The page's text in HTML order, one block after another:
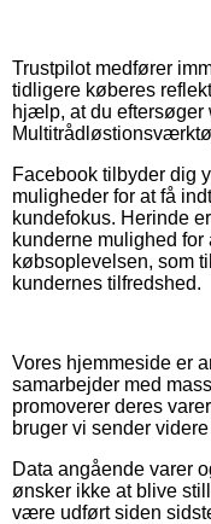
Trustpilot medfører
tidligere køberes
hjælp, at du eftersøger
Facebook tilbyder dig
muligheder for at få
kundefokus. Herinde
kunderne mulighed
købsoplevelsen, som
kundernes tilfredshed.
Vores hjemmeside er
samarbejder med
promoverer deres
bruger vi sender
Data angående varer
ønsker ikke at blive
være udført siden